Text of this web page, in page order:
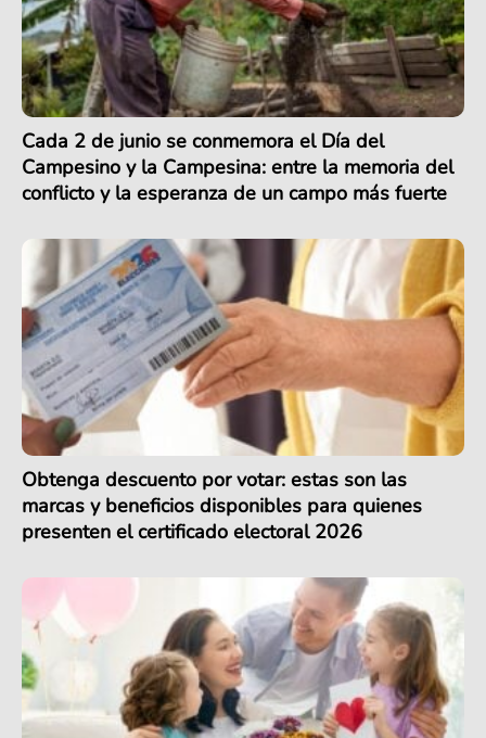
Cada 2 de junio se conmemora el Día del
Campesino y la Campesina: entre la memoria del
conflicto y la esperanza de un campo más fuerte
Obtenga descuento por votar: estas son las
marcas y beneficios disponibles para quienes
presenten el certificado electoral 2026